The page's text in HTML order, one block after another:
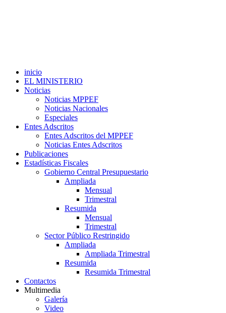
inicio
EL MINISTERIO
Noticias
Noticias MPPEF
Noticias Nacionales
Especiales
Entes Adscritos
Entes Adscritos del MPPEF
Noticias Entes Adscritos
Publicaciones
Estadísticas Fiscales
Gobierno Central Presupuestario
Ampliada
Mensual
Trimestral
Resumida
Mensual
Trimestral
Sector Público Restringido
Ampliada
Ampliada Trimestral
Resumida
Resumida Trimestral
Contactos
Multimedia
Galería
Video